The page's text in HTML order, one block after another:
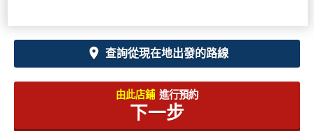
查詢從現在地出發的路線
由此店鋪 進行預約
下一步